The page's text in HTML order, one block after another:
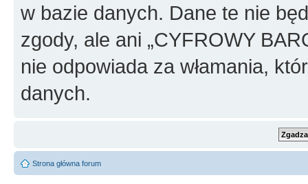
w bazie danych. Dane te nie
zgody, ale ani „CYFROWY
nie odpowiada za włamania,
danych.
Strona główna forum